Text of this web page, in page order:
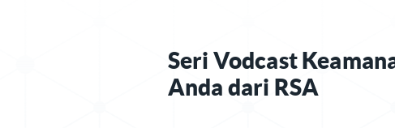
Seri Vodcast
Anda dari RSA